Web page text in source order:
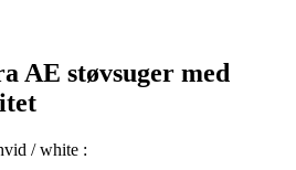
AE støvsuger med
/ white :